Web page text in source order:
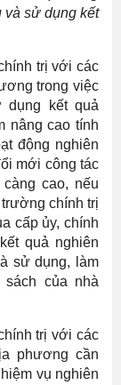
và sử dụng kết
trị với các
trong việc
dụng kết quả
nâng cao tính
động nghiên
mới công tác
cao, nếu
chính trị
cấp ủy, chính
quả nghiên
sử dụng, làm
của nhà
trị với các
phương cần
vụ nghiên